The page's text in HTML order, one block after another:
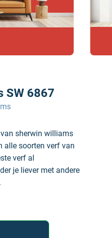
SW 6867
sherwin williams
alle soorten verf van
verf al
je liever met andere